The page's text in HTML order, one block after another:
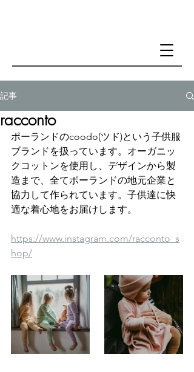
記事
racconto
ポーランドのcoodo(ツド)という子供服
ブランドを扱っています。オーガニッ
クコットンを使用し、デザインから製
造まで、全てポーランドの地元企業と
協力して作られています。子供達に快
適な着心地をお届けします。
https://www.instagram.com/racconto_s
hop/